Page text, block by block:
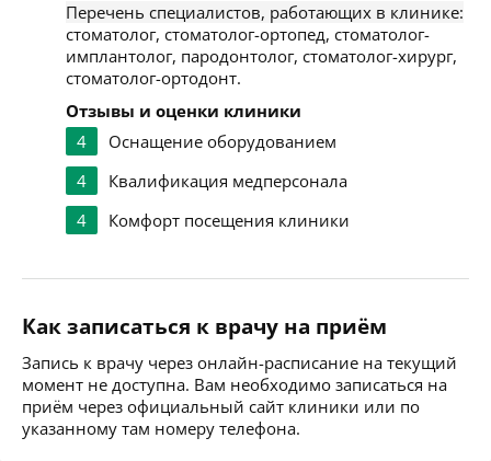
Перечень специалистов, работающих в клинике:
стоматолог, стоматолог-ортопед, стоматолог-
имплантолог, пародонтолог, стоматолог-хирург,
стоматолог-ортодонт.
Отзывы и оценки клиники
4
Оснащение оборудованием
4
Квалификация медперсонала
4
Комфорт посещения клиники
Как записаться к врачу на приём
Запись к врачу через онлайн-расписание на текущий
момент не доступна. Вам необходимо записаться на
приём через официальный сайт клиники или по
указанному там номеру телефона.